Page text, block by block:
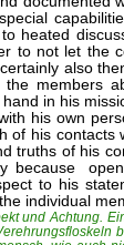
heated
to not let the
also
members
in his
his own
his contacts
truths of his
because
to his
individual
und Achtung.